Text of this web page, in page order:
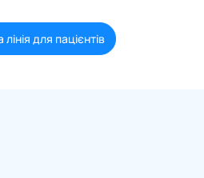
лінія для пацієнтів